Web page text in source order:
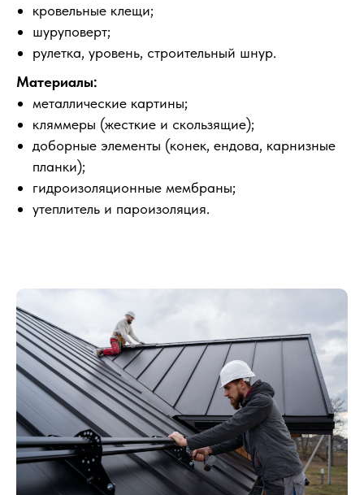
кровельные клещи;
шуруповерт;
рулетка, уровень, строительный шнур.
Материалы:
металлические картины;
кляммеры (жесткие и скользящие);
доборные элементы (конек, ендова, карнизные
планки);
гидроизоляционные мембраны;
утеплитель и пароизоляция.